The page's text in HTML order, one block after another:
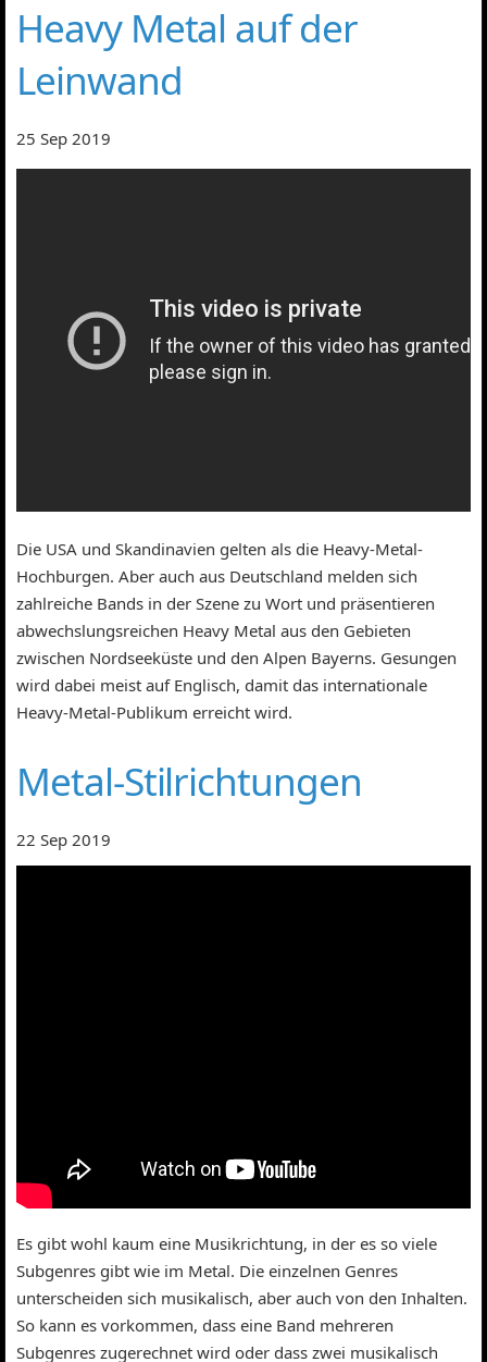
Heavy Metal auf der
Leinwand
25 Sep 2019
Die USA und Skandinavien gelten als die Heavy-Metal-
Hochburgen. Aber auch aus Deutschland melden sich
zahlreiche Bands in der Szene zu Wort und präsentieren
abwechslungsreichen Heavy Metal aus den Gebieten
zwischen Nordseeküste und den Alpen Bayerns. Gesungen
wird dabei meist auf Englisch, damit das internationale
Heavy-Metal-Publikum erreicht wird.
Metal-Stilrichtungen
22 Sep 2019
Es gibt wohl kaum eine Musikrichtung, in der es so viele
Subgenres gibt wie im Metal. Die einzelnen Genres
unterscheiden sich musikalisch, aber auch von den Inhalten.
So kann es vorkommen, dass eine Band mehreren
Subgenres zugerechnet wird oder dass zwei musikalisch